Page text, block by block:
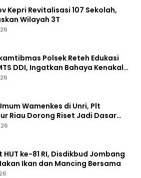
Kepri Revitalisasi 107 Sekolah,
Wilayah 3T
Polsek Reteh Edukasi
DDI, Ingatkan Bahaya Kenakalan
Wamenkes di Unri, Plt
Riau Dorong Riset Jadi Dasar
Kesehatan
HUT ke-81 RI, Disdikbud Jombang
Ikan dan Mancing Bersama